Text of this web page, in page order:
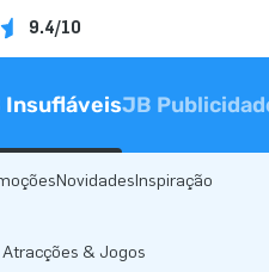
9.4/10
InsufláveisJB
NovidadesInspiração
Atracções & Jogos